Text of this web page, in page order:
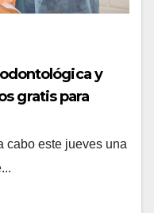
y
gratis para
cabo este jueves una